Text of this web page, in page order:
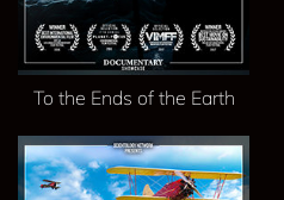
To the Ends of the Earth